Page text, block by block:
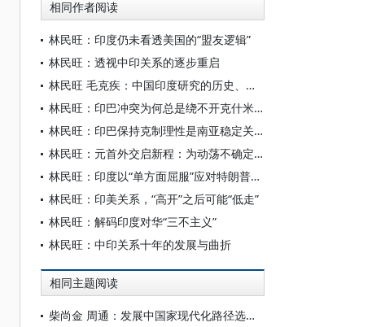
相同作者阅读
林民旺：印度仍未看透美国的“盟友逻辑”
林民旺：透视中印关系的逐步重启
林民旺 毛克疾：中国印度研究的历史、现状与挑战
林民旺：印巴冲突为何总是绕不开克什米尔问题
林民旺：印巴保持克制理性是南亚稳定关键
林民旺：元首外交启新程：为动荡不确定的世界局势注入稳定性和新动能
林民旺：印度以“单方面屈服”应对特朗普的“不确定性”
林民旺：印美关系，“高开”之后可能“低走”
林民旺：解码印度对华“三不主义”
林民旺：中印关系十年的发展与曲折
相同主题阅读
柴尚金 周通：发展中国家现代化路径选择及其经验教训——以印度、巴西、南非等国的现代化为例